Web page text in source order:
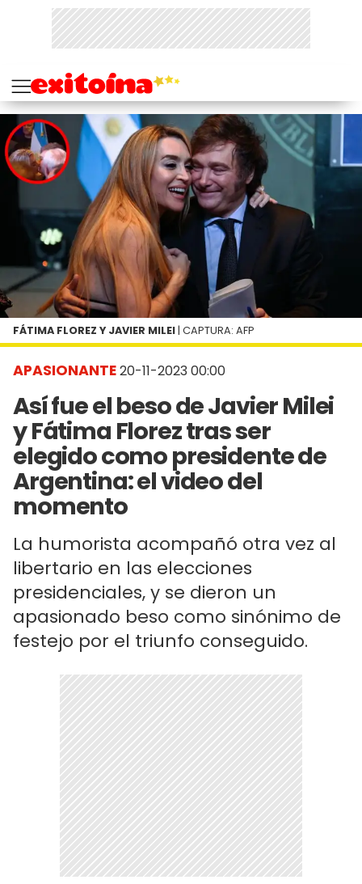
APASIONANTE20-11-2023 00:00
Así fue el beso de Javier Milei
y Fátima Florez tras ser
elegido como presidente de
Argentina: el video del
momento
La humorista acompañó otra vez al
libertario en las elecciones
presidenciales, y se dieron un
apasionado beso como sinónimo de
festejo por el triunfo conseguido.
FÁTIMA FLOREZ Y JAVIER MILEI | CAPTURA: AFP